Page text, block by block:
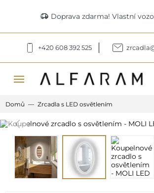
delivery_truck_speed Doprava zdarma! Vlastní
+420 608 392 525
menu
Domů Zrcadla s LED osvětlením
Previous